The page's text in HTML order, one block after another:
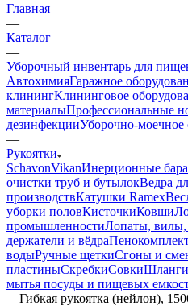
Главная
—
Каталог
—
Уборочный инвентарь для
АвтохимияГаражное
клинингКлининговое
материалыПрофессиональные
дезинфекцииУборочно-моечное
—
Рукоятки
SchavonVikanИнерционные
очистки труб и бутылокВедра
производствКатушки Ramex
уборки половКисточкиКовши
промышленностиЛопаты, вилы,
держатели и вёдра
водыРучные щеткиСгоны и
пластиныСкребкиСовкиШланги
мытья посуды и пищевых
—Гибкая рукоятка (нейлон),